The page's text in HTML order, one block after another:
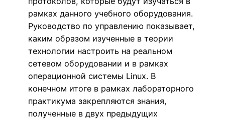
рамках данного учебного оборудования.
Руководство по управлению показывает,
каким образом изученные в теории
технологии настроить на реальном
сетевом оборудовании и в рамках
операционной системы Linux. В
конечном итоге в рамках лабораторного
практикума закрепляются знания,
полученные в двух предыдущих